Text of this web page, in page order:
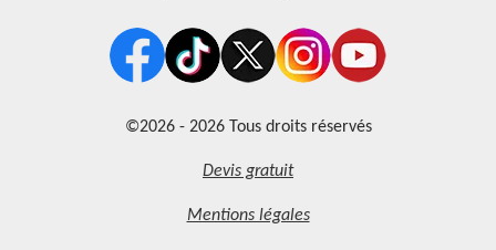
©2026 - 2026 Tous droits réservés
Devis gratuit
Mentions légales